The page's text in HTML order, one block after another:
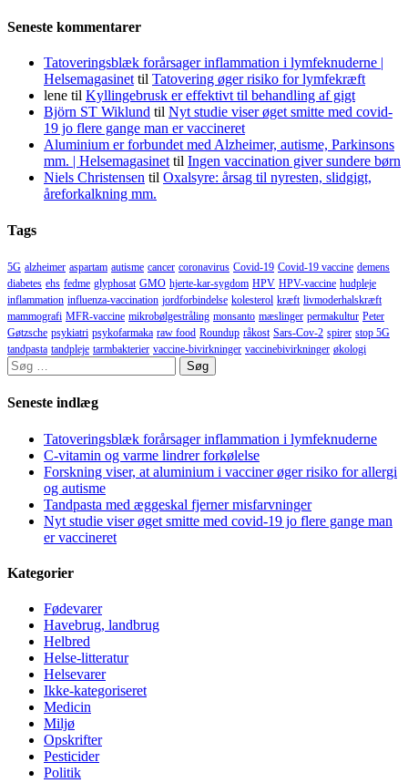
Seneste kommentarer
Tatoveringsblæk forårsager inflammation i lymfeknuderne |
Helsemagasinettil Tatovering øger risiko for lymfekræft
lene til Kyllingebrusk er effektivt til behandling af gigt
Björn ST Wiklund til Nyt studie viser øget smitte med covid-
19 jo flere gange man er vaccineret
Aluminium er forbundet med Alzheimer, autisme, Parkinsons
mm. | Helsemagasinettil Ingen vaccination giver sundere børn
Niels Christensen til Oxalsyre: årsag til nyresten, slidgigt,
åreforkalkning mm.
Tags
5G alzheimer aspartam autisme cancer coronavirus Covid-19 Covid-19 vaccine demens
diabetes ehs fedme glyphosat GMO hjerte-kar-sygdom HPV HPV-vaccine hudpleje
inflammation influenza-vaccination jordforbindelse kolesterol kræft livmoderhalskræft
mammografi MFR-vaccine mikrobølgestråling monsanto mæslinger permakultur Peter
Gøtzsche psykiatri psykofarmaka raw food Roundup råkost Sars-Cov-2 spirer stop 5G
tandpasta tandpleje tarmbakterier vaccine-bivirkninger vaccinebivirkninger økologi
Søg
efter:
Seneste indlæg
Tatoveringsblæk forårsager inflammation i lymfeknuderne
C-vitamin og varme lindrer forkølelse
Forskning viser, at aluminium i vacciner øger risiko for allergi
og autisme
Tandpasta med æggeskal fjerner misfarvninger
Nyt studie viser øget smitte med covid-19 jo flere gange man
er vaccineret
Kategorier
Fødevarer
Havebrug, landbrug
Helbred
Helse-litteratur
Helsevarer
Ikke-kategoriseret
Medicin
Miljø
Opskrifter
Pesticider
Politik